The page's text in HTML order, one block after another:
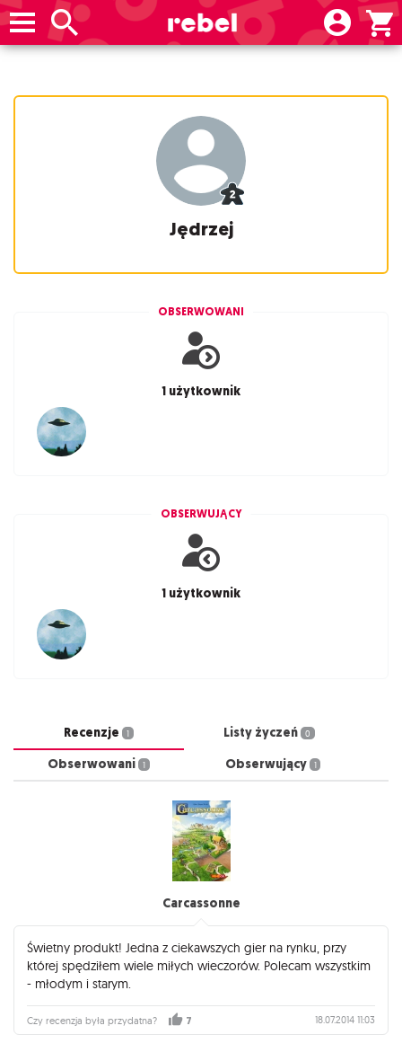
Jędrzej
OBSERWOWANI
1 użytkownik
OBSERWUJĄCY
1 użytkownik
Recenzje 1 Listy życzeń 0
Obserwowani 1 Obserwujący 1
Carcassonne
Świetny produkt! Jedna z ciekawszych gier na rynku, przy
której spędziłem wiele miłych wieczorów. Polecam wszystkim
- młodym i starym.
Czy recenzja była przydatna? 7 18.07.2014 11:03